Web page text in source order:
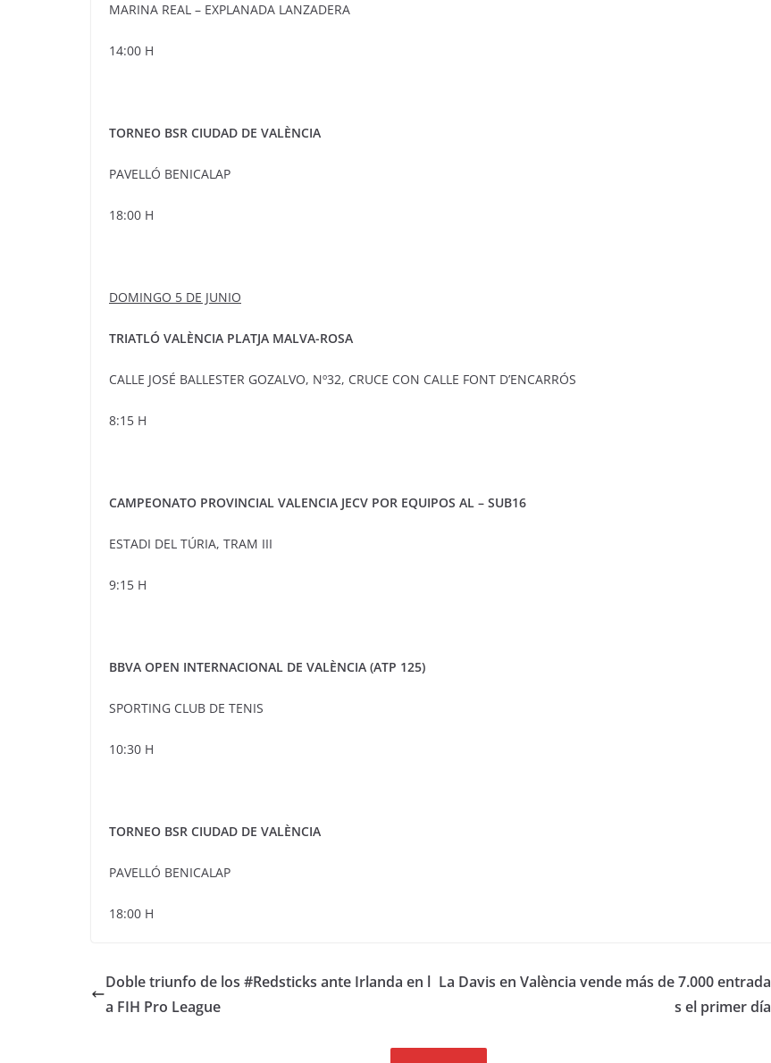
MARINA REAL – EXPLANADA LANZADERA
14:00 H
TORNEO BSR CIUDAD DE VALÈNCIA
PAVELLÓ BENICALAP
18:00 H
DOMINGO 5 DE JUNIO
TRIATLÓ VALÈNCIA PLATJA MALVA-ROSA
CALLE JOSÉ BALLESTER GOZALVO, Nº32, CRUCE CON CALLE FONT D’ENCARRÓS
8:15 H
CAMPEONATO PROVINCIAL VALENCIA JECV POR EQUIPOS AL – SUB16
ESTADI DEL TÚRIA, TRAM III
9:15 H
BBVA OPEN INTERNACIONAL DE VALÈNCIA (ATP 125)
SPORTING CLUB DE TENIS
10:30 H
TORNEO BSR CIUDAD DE VALÈNCIA
PAVELLÓ BENICALAP
18:00 H
Doble triunfo de los #Redsticks ante Irlanda en l
a FIH Pro League
La Davis en València vende más de 7.000 entrada
s el primer día